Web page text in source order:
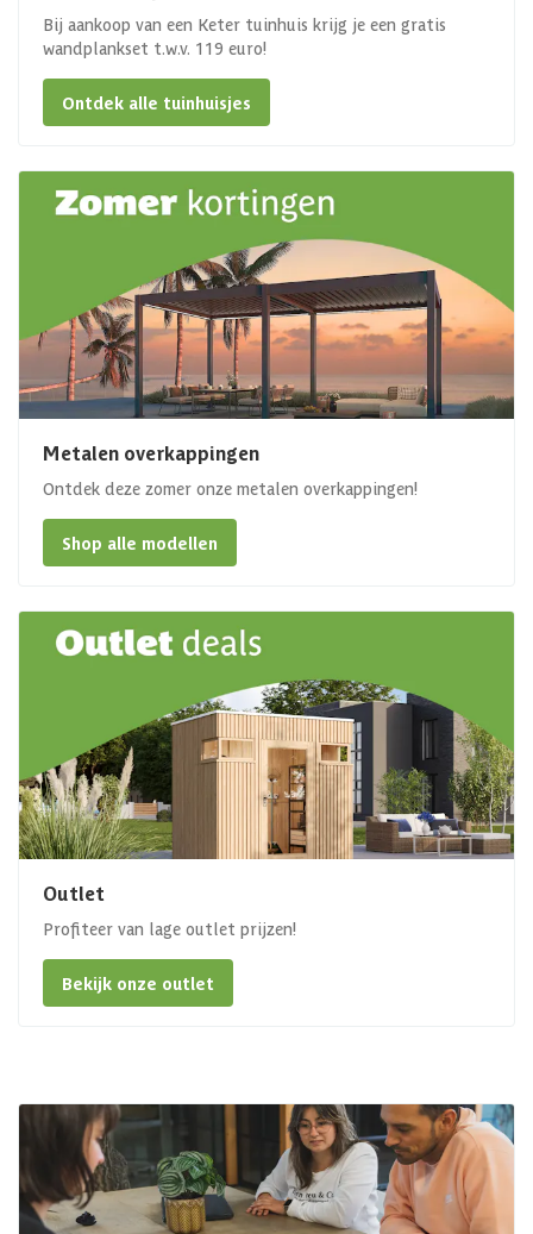
Bij aankoop van een Keter tuinhuis krijg je een gratis
wandplankset t.w.v. 119 euro!
Ontdek alle tuinhuisjes
Metalen overkappingen
Ontdek deze zomer onze metalen overkappingen!
Shop alle modellen
Outlet
Profiteer van lage outlet prijzen!
Bekijk onze outlet